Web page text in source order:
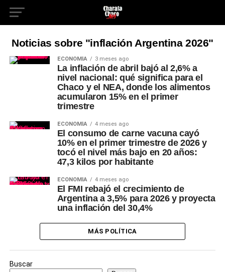
Noticias sobre "inflación Argentina 2026"
ECONOMÍA 3 meses ago
La inflación de abril bajó al 2,6% a
nivel nacional: qué significa para el
Chaco y el NEA, donde los alimentos
acumularon 15% en el primer
trimestre
ECONOMÍA 4 meses ago
El consumo de carne vacuna cayó
10% en el primer trimestre de 2026 y
tocó el nivel más bajo en 20 años:
47,3 kilos por habitante
ECONOMÍA 4 meses ago
El FMI rebajó el crecimiento de
Argentina a 3,5% para 2026 y proyecta
una inflación del 30,4%
MÁS POLÍTICA
Buscar